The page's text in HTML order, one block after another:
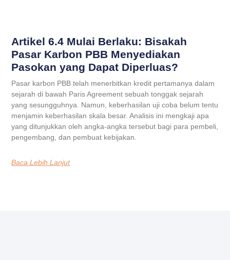
Artikel 6.4 Mulai Berlaku: Bisakah
Pasar Karbon PBB Menyediakan
Pasokan yang Dapat Diperluas?
Pasar karbon PBB telah menerbitkan kredit pertamanya dalam
sejarah di bawah Paris Agreement sebuah tonggak sejarah
yang sesungguhnya. Namun, keberhasilan uji coba belum tentu
menjamin keberhasilan skala besar. Analisis ini mengkaji apa
yang ditunjukkan oleh angka-angka tersebut bagi para pembeli,
pengembang, dan pembuat kebijakan.
Baca Lebih Lanjut